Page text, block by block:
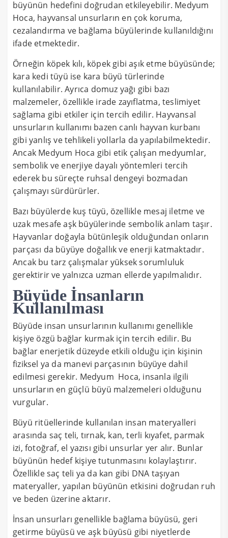
büyünün hedefini doğrudan etkileyebilir. Medyum
Hoca, hayvansal unsurların en çok koruma,
cezalandırma ve bağlama büyülerinde kullanıldığını
ifade etmektedir.
Örneğin köpek kılı, köpek gibi aşık etme büyüsünde;
kara kedi tüyü ise kara büyü türlerinde
kullanılabilir. Ayrıca domuz yağı gibi bazı
malzemeler, özellikle irade zayıflatma, teslimiyet
sağlama gibi etkiler için tercih edilir. Hayvansal
unsurların kullanımı bazen canlı hayvan kurbanı
gibi yanlış ve tehlikeli yollarla da yapılabilmektedir.
Ancak Medyum Hoca gibi etik çalışan medyumlar,
sembolik ve enerjiye dayalı yöntemleri tercih
ederek bu süreçte ruhsal dengeyi bozmadan
çalışmayı sürdürürler.
Bazı büyülerde kuş tüyü, özellikle mesaj iletme ve
uzak mesafe aşk büyülerinde sembolik anlam taşır.
Hayvanlar doğayla bütünleşik olduğundan onların
parçası da büyüye doğallık ve enerji katmaktadır.
Ancak bu tarz çalışmalar yüksek sorumluluk
gerektirir ve yalnızca uzman ellerde yapılmalıdır.
Büyüde İnsanların
Kullanılması
Büyüde insan unsurlarının kullanımı genellikle
kişiye özgü bağlar kurmak için tercih edilir. Bu
bağlar enerjetik düzeyde etkili olduğu için kişinin
fiziksel ya da manevi parçasının büyüye dahil
edilmesi gerekir. Medyum Hoca, insanla ilgili
unsurların en güçlü büyü malzemeleri olduğunu
vurgular.
Büyü ritüellerinde kullanılan insan materyalleri
arasında saç teli, tırnak, kan, terli kıyafet, parmak
izi, fotoğraf, el yazısı gibi unsurlar yer alır. Bunlar
büyünün hedef kişiye tutunmasını kolaylaştırır.
Özellikle saç teli ya da kan gibi DNA taşıyan
materyaller, yapılan büyünün etkisini doğrudan ruh
ve beden üzerine aktarır.
İnsan unsurları genellikle bağlama büyüsü, geri
getirme büyüsü ve aşk büyüsü gibi niyetlerde